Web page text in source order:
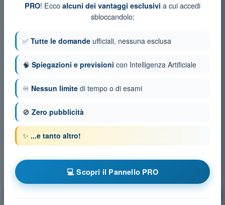
PRO! Ecco alcuni dei vantaggi esclusivi a cui accedi
sbloccandolo:
✅ Tutte le domande ufficiali, nessuna esclusa
🧠 Spiegazioni e previsioni con Intelligenza Artificiale
♾️ Nessun limite di tempo o di esami
🚫 Zero pubblicità
✨ ...e tanto altro!
💻 Scopri il Pannello PRO